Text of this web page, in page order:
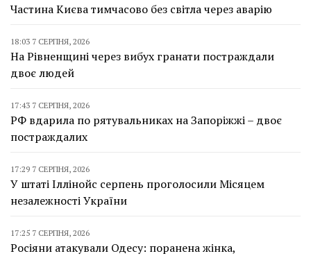
Частина Києва тимчасово без світла через аварію
18:03 7 СЕРПНЯ, 2026
На Рівненщині через вибух гранати постраждали
двоє людей
17:43 7 СЕРПНЯ, 2026
РФ вдарила по рятувальниках на Запоріжжі – двоє
постраждалих
17:29 7 СЕРПНЯ, 2026
У штаті Іллінойс серпень проголосили Місяцем
незалежності України
17:25 7 СЕРПНЯ, 2026
Росіяни атакували Одесу: поранена жінка,